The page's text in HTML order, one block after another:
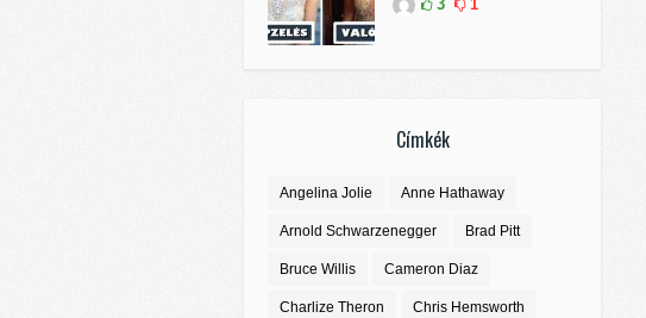
3 1
Címkék
Angelina Jolie Anne Hathaway
Arnold Schwarzenegger Brad Pitt
Bruce Willis Cameron Diaz
Charlize Theron Chris Hemsworth